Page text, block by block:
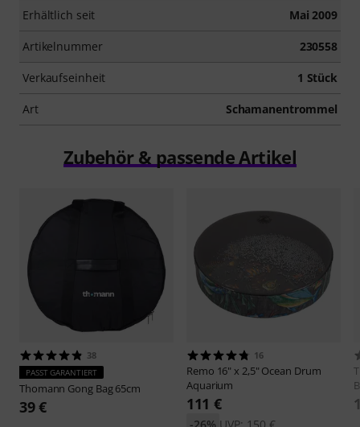
Erhältlich seit Mai 2009
Artikelnummer 230558
Verkaufseinheit 1 Stück
Art Schamanentrommel
Zubehör & passende Artikel
38
PASST GARANTIERT
Thomann Gong Bag 65cm
39 €
16
Remo 16" x 2,5" Ocean Drum
Aquarium
111 €
UVP: 150 €
-26%